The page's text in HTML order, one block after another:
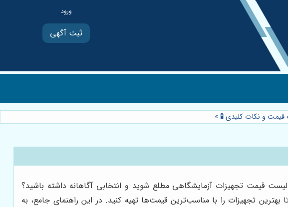
ثبت آگهی
قیمت و نکات کلیدی 🧪 »
لیست قیمت تجهیزات آزمایشگاهی مطلع شوید و انتخابی آگاهانه داشته باشید؟
تجهیزات را با مناسب‌ترین قیمت‌ها تهیه کنید. در این راهنمای جامع، به